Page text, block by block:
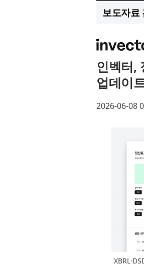
보도자료
인벡터,
업데이
2026-06-08